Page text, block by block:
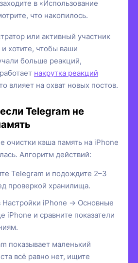
в «Использование
что накопилось.
или активный участник
хотите, чтобы ваши
больше реакций,
накрутка реакций
влияет на охват новых постов.
Telegram не
очистки кэша память на iPhone
Алгоритм действий:
Telegram и подождите 2–3
проверкой хранилища.
Настройки iPhone → Основные
iPhone и сравните показатели
показывает маленький
всё равно нет, ищите